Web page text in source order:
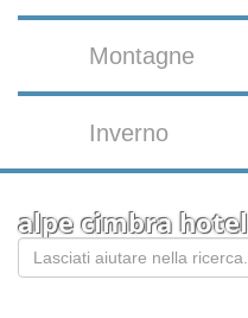
Montagne
Inverno
alpe cimbra hotel